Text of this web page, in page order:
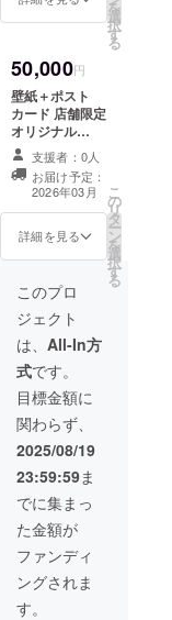
考欄に
てくだ
さい。
スレッ
ト 白蛇
ミオー
ダーブ
レス
クーポ
ンは支
援して
くれた
時に
クーポ
ドをお
伝えさ
ただき
ます！
(発行か
ら３カ
月有
効） 腕
のサイ
ズを備
考欄に
記載し
てくだ
さい。
セミ
オー
ダーブ
レス
レット
を製作
を
選
択
す
る
50,000円
壁紙＋ポスト
カード 店舗限定
オリジナル
チャーム 水晶ブ
レスレットor金
銀タイガーアイ
ブレスレット 白
蛇天珠セミオー
ダーブレス 誕生
5%OFFメンバー
証 クーポンは支
援してくれた時
にクーポンコー
ドをお伝えさせ
ていただきま
す！ (発行から３
カ月有効） 腕の
サイズを備考欄
に記載してくだ
ブレスレットを
製作いたします
ので、誕生月と
お好きな天然石
を備考欄に記載
してください。
支援者：0人
お届け予定：
2026年03月
詳細を見る
こ
の
リ
タ
ー
ン
を
選
択
す
る
このプロ
ジェクト
は、 All-In方
式です。
目標金額に
関わらず、
2025/08/19
23:59:59ま
でに集まっ
た金額が
ファンディ
ングされま
す。